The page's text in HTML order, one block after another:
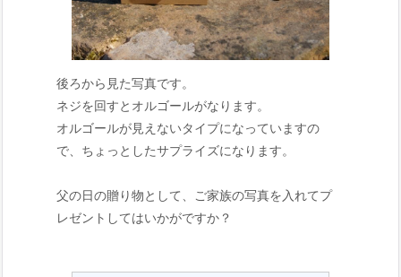
後ろから見た写真です。
ネジを回すとオルゴールがなります。
オルゴールが見えないタイプになっていますの
で、ちょっとしたサプライズになります。
父の日の贈り物として、ご家族の写真を入れてプ
レゼントしてはいかがですか？